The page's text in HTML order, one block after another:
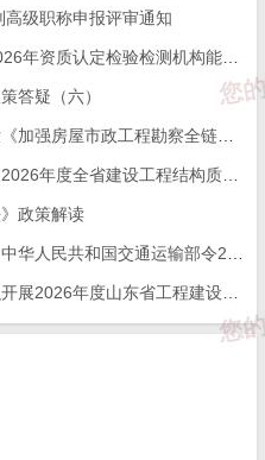
记分管理工作。
分实施
基本单位，以项目“三方一
项目“三方一把手”平均得
主管部门建立全市统一的记
导、检查和监督等工作，定
人可以按照有关规定在管理
级职称申报评审通知
答疑（六）
政策解读